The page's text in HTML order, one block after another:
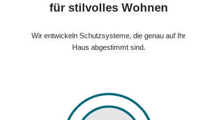
für stilvolles Wohnen
Wir entwickeln Schutzsysteme, die genau auf Ihr
Haus abgestimmt sind.